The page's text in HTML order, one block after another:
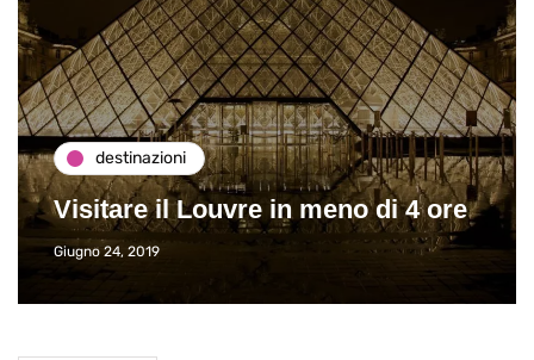
destinazioni
Visitare il Louvre in meno di 4 ore
Giugno 24, 2019